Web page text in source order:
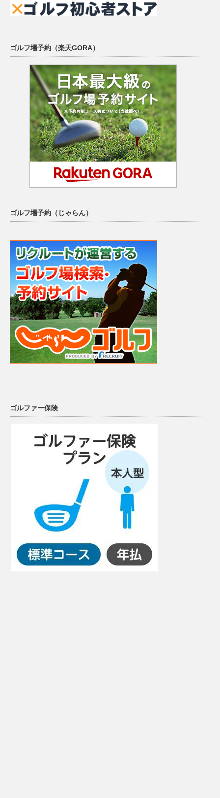
ゴルフ場予約（楽天GORA）
ゴルフ場予約（じゃらん）
ゴルファー保険